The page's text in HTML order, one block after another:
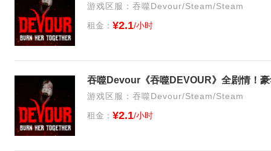
游戏区服：吞噬Devour/Steam/Steam
租金： ¥2.1/小时
吞噬Devour《吞噬DEVOUR》全剧情！
游戏区服：吞噬Devour/Steam/Steam
租金： ¥2.1/小时